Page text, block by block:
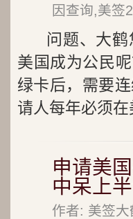
因查询,美签
问题、大
美国成为公民
绿卡后，需要
请人每年必须
申请美
中呆上
作者: 美签大